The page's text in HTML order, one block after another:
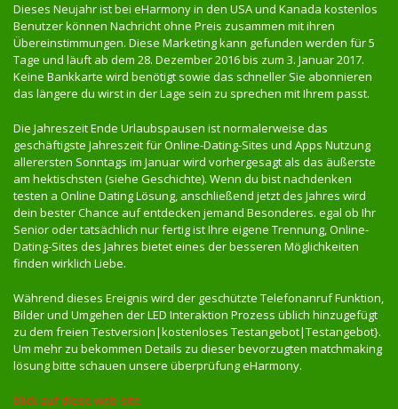
Dieses Neujahr ist bei eHarmony in den USA und Kanada kostenlos
Benutzer können Nachricht ohne Preis zusammen mit ihren
Übereinstimmungen. Diese Marketing kann gefunden werden für 5
Tage und läuft ab dem 28. Dezember 2016 bis zum 3. Januar 2017.
Keine Bankkarte wird benötigt sowie das schneller Sie abonnieren
das längere du wirst in der Lage sein zu sprechen mit Ihrem passt.
Die Jahreszeit Ende Urlaubspausen ist normalerweise das
geschäftigste Jahreszeit für Online-Dating-Sites und Apps Nutzung
allerersten Sonntags im Januar wird vorhergesagt als das äußerste
am hektischsten (siehe Geschichte). Wenn du bist nachdenken
testen a Online Dating Lösung, anschließend jetzt des Jahres wird
dein bester Chance auf entdecken jemand Besonderes. egal ob Ihr
Senior oder tatsächlich nur fertig ist Ihre eigene Trennung, Online-
Dating-Sites des Jahres bietet eines der besseren Möglichkeiten
finden wirklich Liebe.
Während dieses Ereignis wird der geschützte Telefonanruf Funktion,
Bilder und Umgehen der LED Interaktion Prozess üblich hinzugefügt
zu dem freien Testversion|kostenloses Testangebot|Testangebot}.
Um mehr zu bekommen Details zu dieser bevorzugten matchmaking
lösung bitte schauen unsere überprüfung eHarmony.
blick auf diese web-site